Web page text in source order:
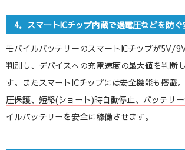
4．スマートICチップ内蔵で過電圧などを防
モバイルバッテリーのスマートICチップが5V/
判別し、デバイスへの充電速度の最大値を判断
す。またスマートICチップには安全機能も搭載。
圧保護、短絡(ショート)時自動停止、バッテリ
イルバッテリーを安全に稼働させます。